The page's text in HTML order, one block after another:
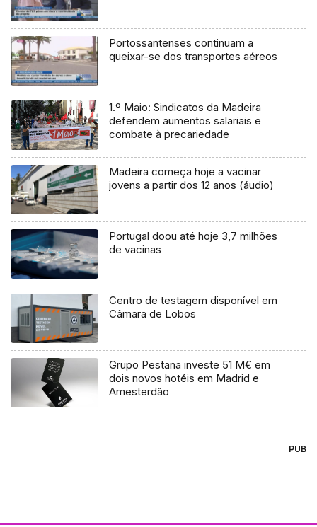
Portossantenses continuam a
queixar-se dos transportes aéreos
1.º Maio: Sindicatos da Madeira
defendem aumentos salariais e
combate à precariedade
Madeira começa hoje a vacinar
jovens a partir dos 12 anos (áudio)
Portugal doou até hoje 3,7 milhões
de vacinas
Centro de testagem disponível em
Câmara de Lobos
Grupo Pestana investe 51 M€ em
dois novos hotéis em Madrid e
Amesterdão
PUB